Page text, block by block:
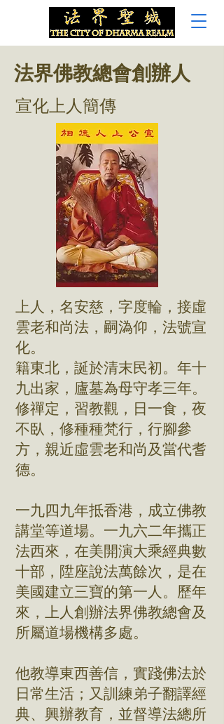
法界佛教總會創辦人
宣化上人簡傳
上人，名安慈，字度輪，接虛
雲老和尚法，嗣溈仰，法號宣
化。
籍東北，誕於清末民初。年十
九出家，廬墓為母守孝三年。
修禪定，習教觀，日一食，夜
不臥，修種種梵行，行腳參
方，親近虛雲老和尚及當代耆
德。
一九四九年抵香港，成立佛教
講堂等道場。一九六二年攜正
法西來，在美開演大乘經典數
十部，陞座說法萬餘次，是在
美國建立三寶的第一人。歷年
來，上人創辦法界佛教總會及
所屬道場機構多處。
他教導東西善信，實踐佛法於
日常生活；又訓練弟子翻譯經
典、興辦教育，並督導法總所